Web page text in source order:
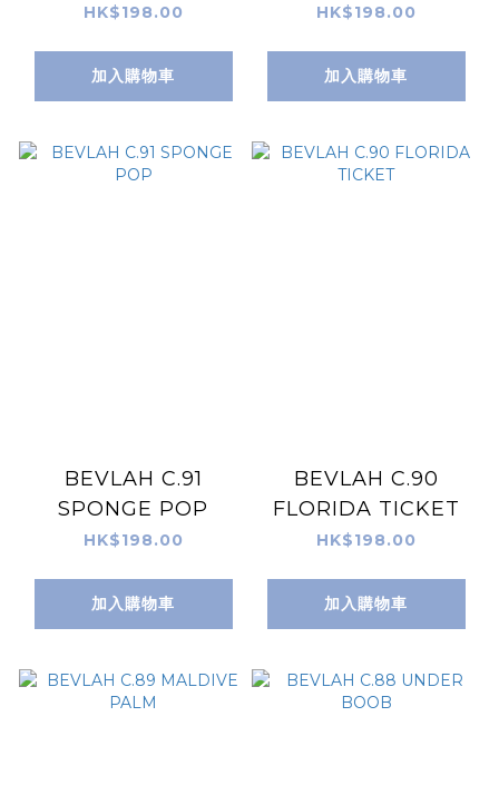
HK$198.00
加入購物車
HK$198.00
加入購物車
BEVLAH C.91
SPONGE POP
HK$198.00
加入購物車
BEVLAH C.90
FLORIDA TICKET
HK$198.00
加入購物車